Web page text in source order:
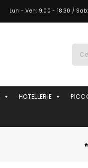
Lun - Ven: 9:00 - 18:30 /
per:
HOTELLERIE